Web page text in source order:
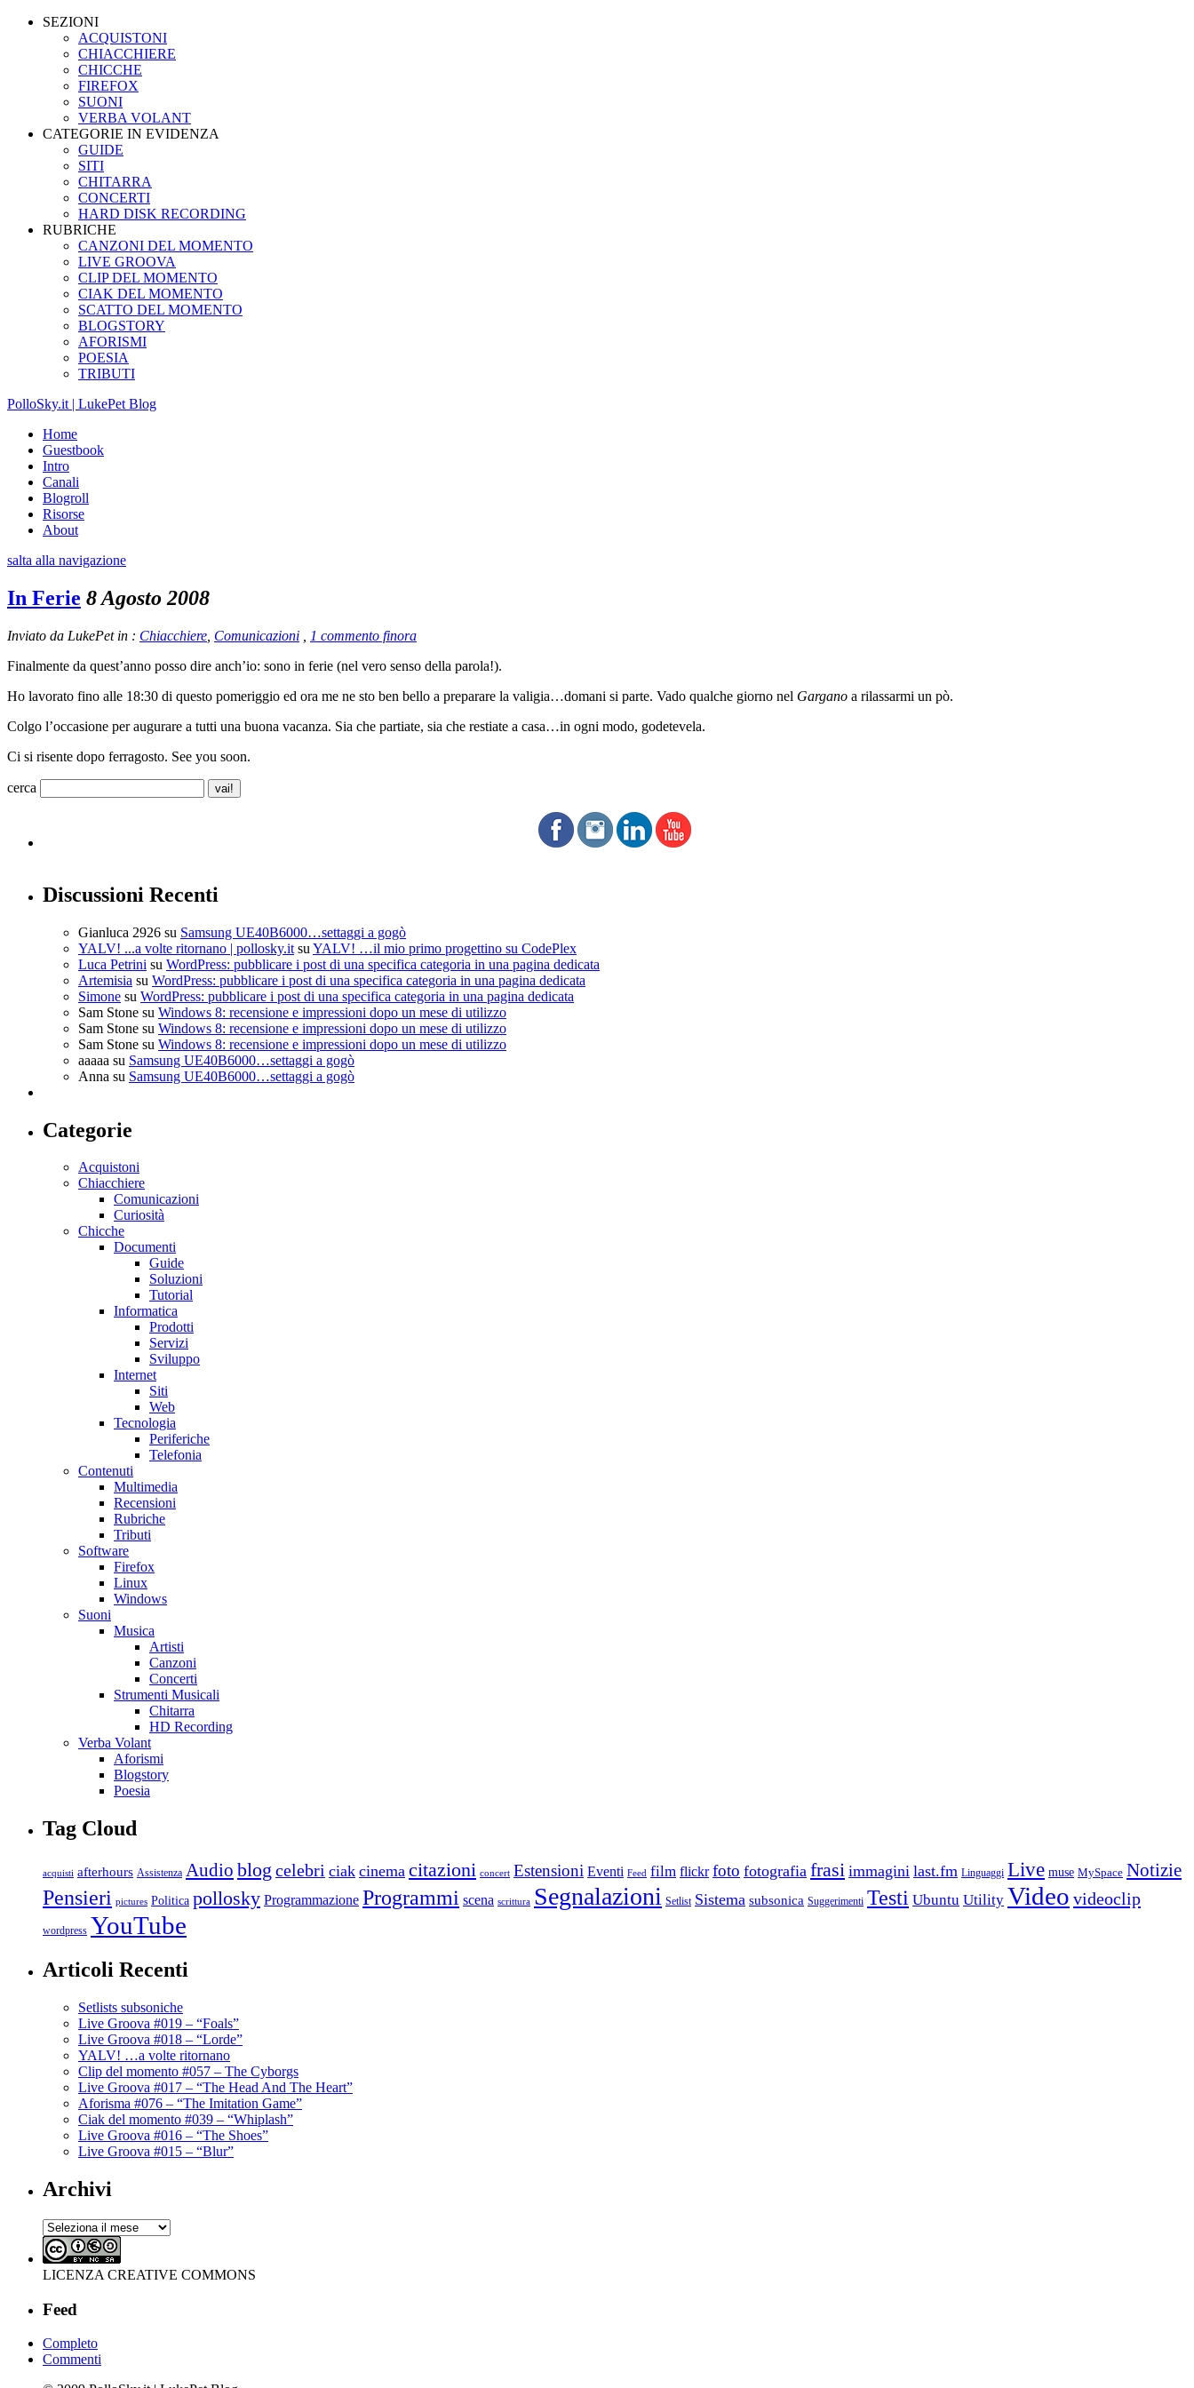
SEZIONI
ACQUISTONI
CHIACCHIERE
CHICCHE
FIREFOX
SUONI
VERBA VOLANT
CATEGORIE IN EVIDENZA
GUIDE
SITI
CHITARRA
CONCERTI
HARD DISK RECORDING
RUBRICHE
CANZONI DEL MOMENTO
LIVE GROOVA
CLIP DEL MOMENTO
CIAK DEL MOMENTO
SCATTO DEL MOMENTO
BLOGSTORY
AFORISMI
POESIA
TRIBUTI
PolloSky.it | LukePet Blog
Home
Guestbook
Intro
Canali
Blogroll
Risorse
About
salta alla navigazione
In Ferie 8 Agosto 2008
Inviato da LukePet in : Chiacchiere Comunicazioni
1 commento finora
Finalmente da quest’anno posso dire anch’io: sono in ferie (nel vero senso della parola!).
Ho lavorato fino alle 18:30 di questo pomeriggio ed ora me ne sto ben bello a preparare la valigia…domani si parte. Vado qualche giorno nel Gargano a rilassarmi un pò.
Colgo l’occasione per augurare a tutti una buona vacanza. Sia che partiate, sia che restiate a casa…in ogni modo, godetevela.
Ci si risente dopo ferragosto. See you soon.
cerca
Discussioni Recenti
Gianluca 2926 su Samsung UE40B6000…settaggi a gogò
YALV! ...a volte ritornano | pollosky.it su YALV! …il mio primo progettino su CodePlex
Luca Petrini su WordPress: pubblicare i post di una specifica categoria in una pagina dedicata
Artemisia su WordPress: pubblicare i post di una specifica categoria in una pagina dedicata
Simone su WordPress: pubblicare i post di una specifica categoria in una pagina dedicata
Sam Stone su Windows 8: recensione e impressioni dopo un mese di utilizzo
Sam Stone su Windows 8: recensione e impressioni dopo un mese di utilizzo
Sam Stone su Windows 8: recensione e impressioni dopo un mese di utilizzo
aaaaa su Samsung UE40B6000…settaggi a gogò
Anna su Samsung UE40B6000…settaggi a gogò
Categorie
Acquistoni
Chiacchiere
Comunicazioni
Curiosità
Chicche
Documenti
Guide
Soluzioni
Tutorial
Informatica
Prodotti
Servizi
Sviluppo
Internet
Siti
Web
Tecnologia
Periferiche
Telefonia
Contenuti
Multimedia
Recensioni
Rubriche
Tributi
Software
Firefox
Linux
Windows
Suoni
Musica
Artisti
Canzoni
Concerti
Strumenti Musicali
Chitarra
HD Recording
Verba Volant
Aforismi
Blogstory
Poesia
Tag Cloud
acquisti afterhours Assistenza Audio blog celebri ciak cinema citazioni concert Estensioni Eventi Feed film flickr foto fotografia frasi immagini last.fm Linguaggi Live muse MySpace Notizie
Pensieri pictures Politica pollosky Programmazione Programmi scena scrittura Segnalazioni Setlist Sistema subsonica Suggerimenti Testi Ubuntu Utility Video videoclip
wordpress YouTube
Articoli Recenti
Setlists subsoniche
Live Groova #019 – “Foals”
Live Groova #018 – “Lorde”
YALV! …a volte ritornano
Clip del momento #057 – The Cyborgs
Live Groova #017 – “The Head And The Heart”
Aforisma #076 – “The Imitation Game”
Ciak del momento #039 – “Whiplash”
Live Groova #016 – “The Shoes”
Live Groova #015 – “Blur”
Archivi
Archivi
LICENZA CREATIVE COMMONS
Feed
Completo
Commenti